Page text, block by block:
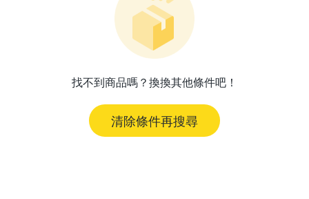
找不到商品嗎？換換其他條件吧！
清除條件再搜尋